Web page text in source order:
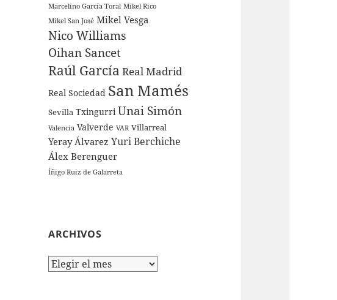
Marcelino García Toral Mikel Rico
Mikel San José Mikel Vesga
Nico Williams
Oihan Sancet
Raúl García Real Madrid
Real Sociedad San Mamés
Sevilla Txingurri Unai Simón
Valencia Valverde VAR Villarreal
Yeray Álvarez Yuri Berchiche
Álex Berenguer
Íñigo Ruiz de Galarreta
ARCHIVOS
Archivos